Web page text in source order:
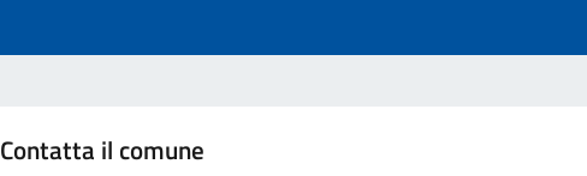
Contatta il comune